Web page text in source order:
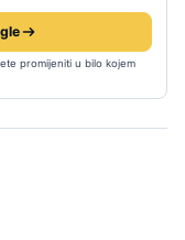
promijeniti u bilo kojem